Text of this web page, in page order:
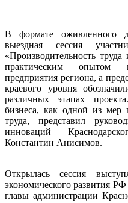
В формате оживленного
выездная сессия
«Производительность
практическим опытом
предприятия региона, а
краевого уровня
различных этапах
бизнеса, как одной из мер
труда, представил
инноваций
Константин Анисимов.
Открылась сессия
экономического развития РФ
главы администрации